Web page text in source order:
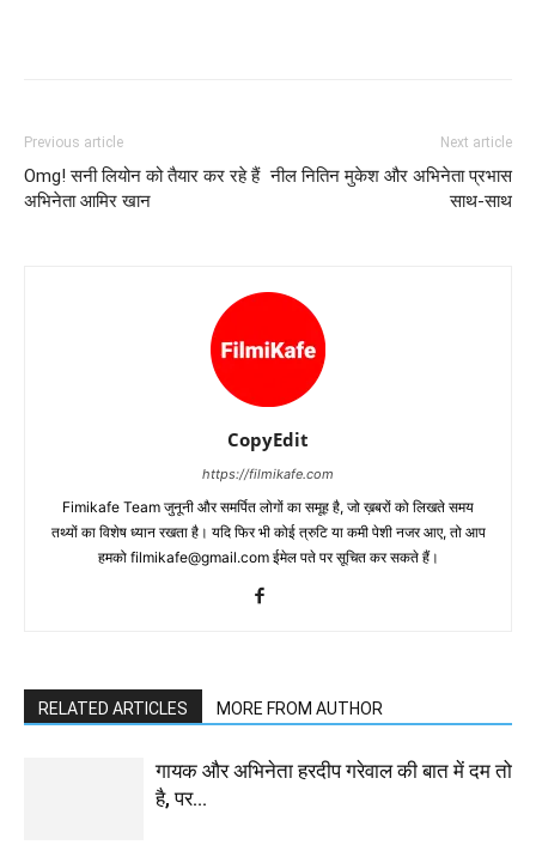
Previous article
Omg! सनी लियोन को तैयार कर रहे हैं
अभिनेता आमिर खान
Next article
नील नितिन मुकेश और अभिनेता प्रभास
साथ-साथ
CopyEdit
https://filmikafe.com
Fimikafe Team जुनूनी और समर्पित लोगों का समूह है, जो ख़बरों को लिखते समय
तथ्‍यों का विशेष ध्‍यान रखता है। यदि फिर भी कोई त्रुटि या कमी पेशी नजर आए, तो आप
हमको filmikafe@gmail.com ईमेल पते पर सूचित कर सकते हैं।
RELATED ARTICLES MORE FROM AUTHOR
गायक और अभिनेता हरदीप गरेवाल की बात में दम तो
है, पर…